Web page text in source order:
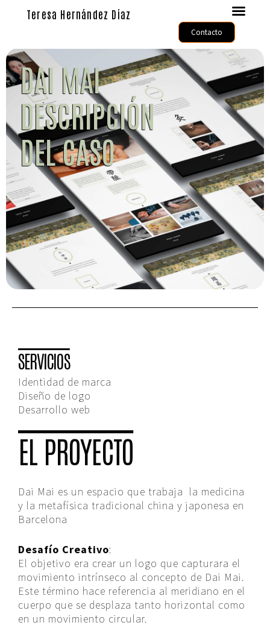
Teresa Hernández Díaz
Contacto
DAI MAI
DESCRIPCIÓN
DEL CASO
SERVICIOS
Identidad de marca
Diseño de logo
Desarrollo web
EL PROYECTO
Dai Mai es un espacio que trabaja la medicina
y la metafísica tradicional china y japonesa en
Barcelona
Desafío Creativo:
El objetivo era crear un logo que capturara el
movimiento intrínseco al concepto de Dai Mai.
Este término hace referencia al meridiano en el
cuerpo que se desplaza tanto horizontal como
en un movimiento circular.